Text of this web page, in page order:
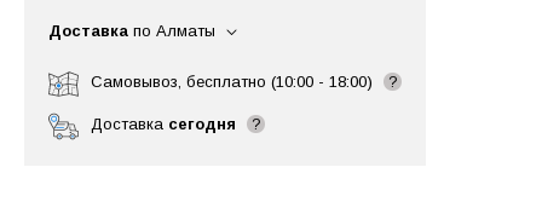
Доставка по Алматы
Самовывоз, бесплатно (10:00 - 18:00) ?
Доставка сегодня ?